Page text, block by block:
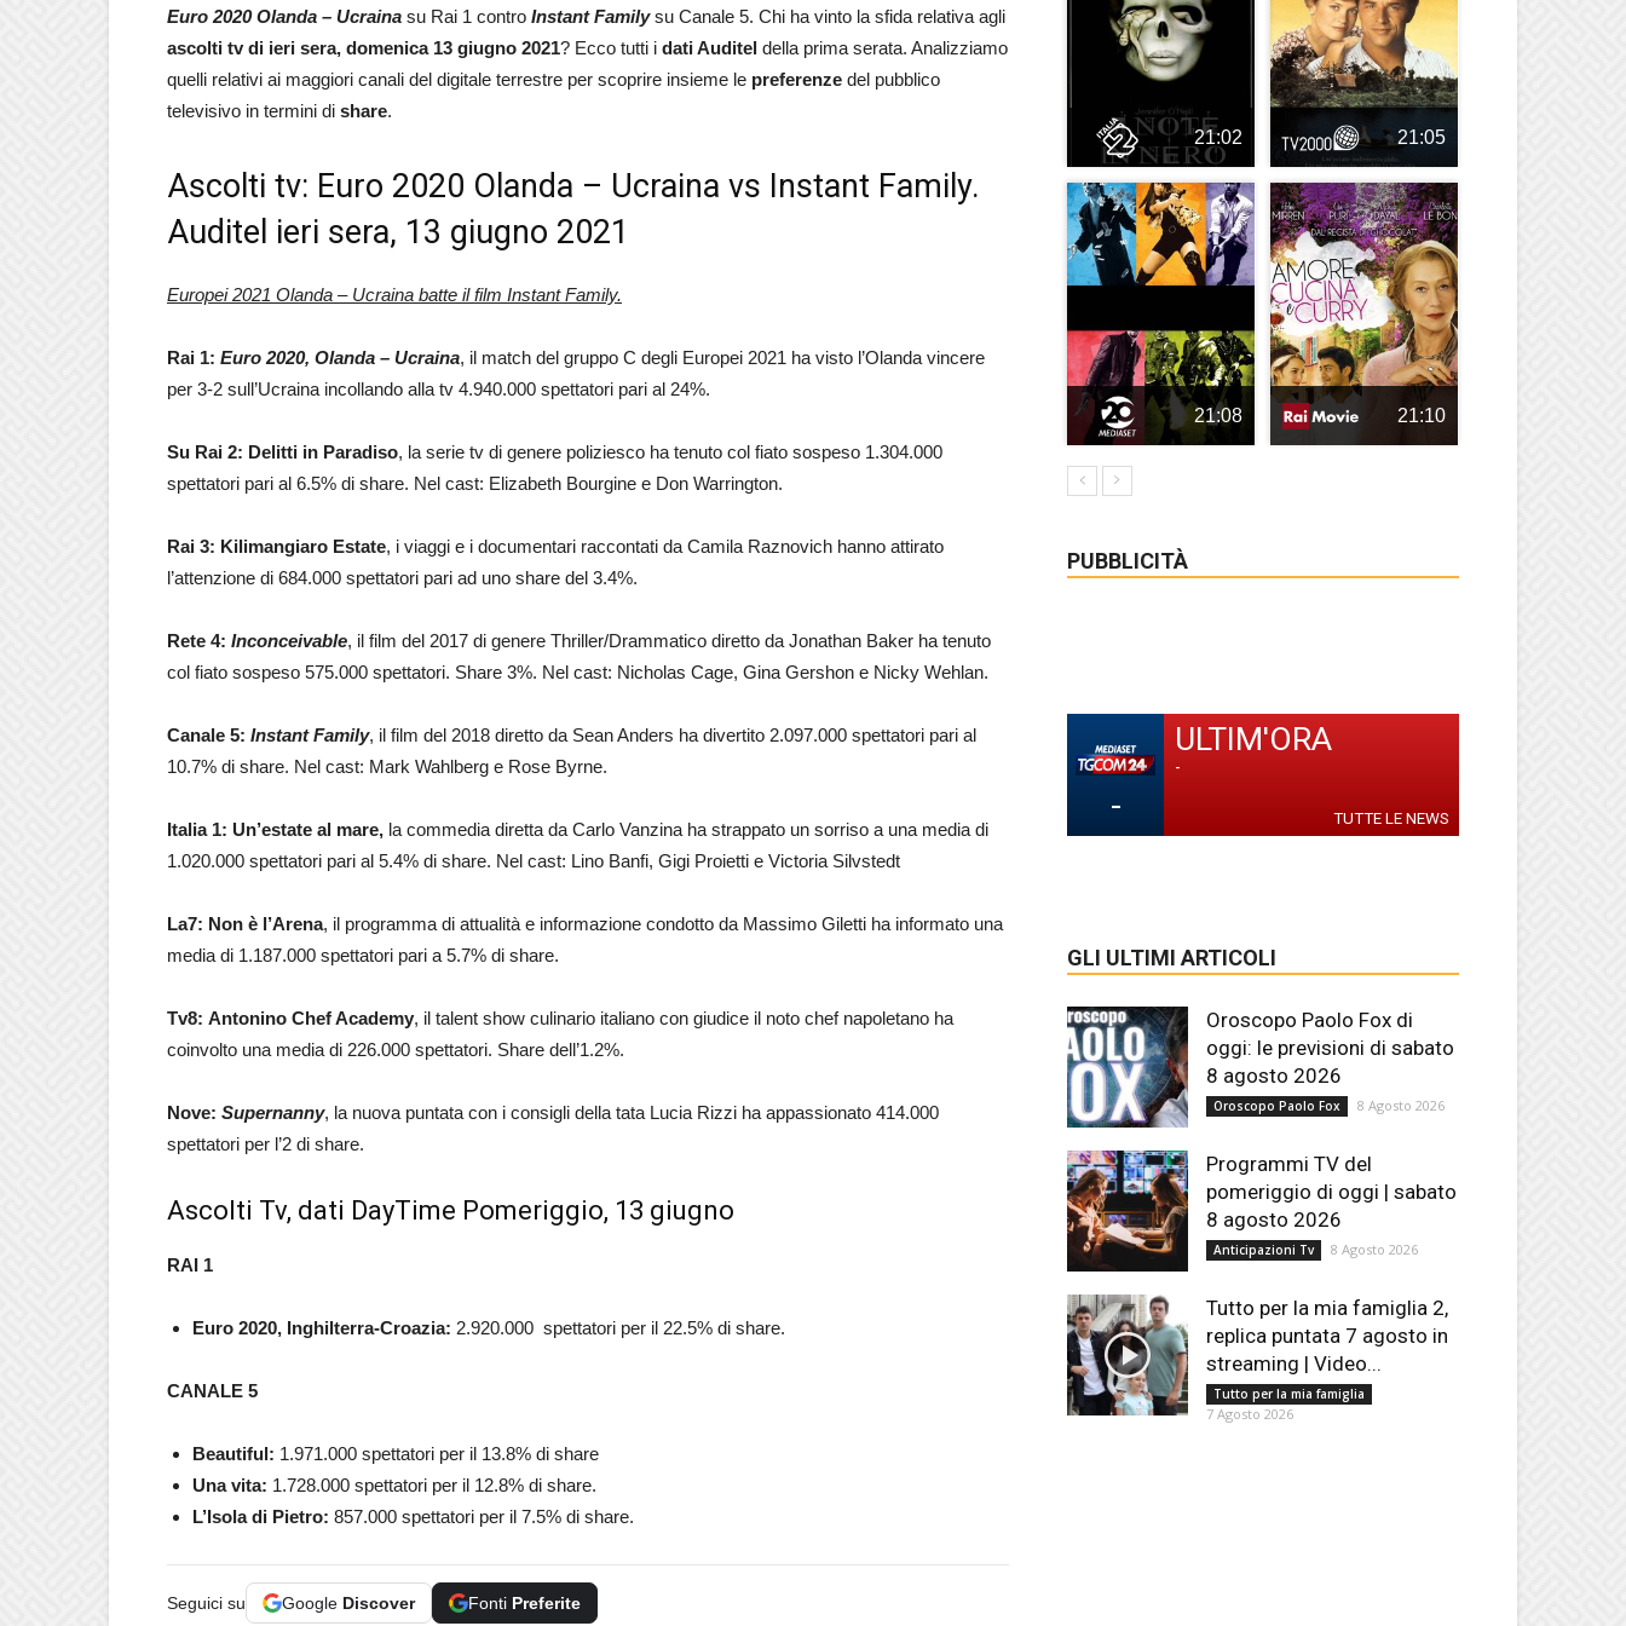
Euro 2020 Olanda – Ucraina su Rai 1 contro Instant Familysu Canale 5. Chi ha vinto la sfida relativa agli
ascolti tv di ieri sera, domenica 13 giugno 2021? Ecco tutti i dati Auditel della prima serata. Analizziamo
quelli relativi ai maggiori canali del digitale terrestre per scoprire insieme le preferenze del pubblico
televisivo in termini di share.
Ascolti tv: Euro 2020 Olanda – Ucraina vs Instant Family.
Auditel ieri sera, 13 giugno 2021
Europei 2021 Olanda – Ucraina batte il film Instant Family.
Rai 1: Euro 2020, Olanda – Ucraina, il match del gruppo C degli Europei 2021 ha visto l’Olanda vincere
per 3-2 sull’Ucraina incollando alla tv 4.940.000 spettatori pari al 24%.
Su Rai 2: Delitti in Paradiso, la serie tv di genere poliziesco ha tenuto col fiato sospeso 1.304.000
spettatori pari al 6.5% di share. Nel cast: Elizabeth Bourgine e Don Warrington.
Rai 3: Kilimangiaro Estate, i viaggi e i documentari raccontati da Camila Raznovich hanno attirato
l’attenzione di 684.000 spettatori pari ad uno share del 3.4%.
Rete 4: Inconceivable, il film del 2017 di genere Thriller/Drammatico diretto da Jonathan Baker ha tenuto
col fiato sospeso 575.000 spettatori. Share 3%. Nel cast: Nicholas Cage, Gina Gershon e Nicky Wehlan.
Canale 5: Instant Family, il film del 2018 diretto da Sean Anders ha divertito 2.097.000 spettatori pari al
10.7% di share. Nel cast: Mark Wahlberg e Rose Byrne.
Italia 1: Un’estate al mare, la commedia diretta da Carlo Vanzina ha strappato un sorriso a una media di
1.020.000 spettatori pari al 5.4% di share. Nel cast: Lino Banfi, Gigi Proietti e Victoria Silvstedt
La7: Non è l’Arena, il programma di attualità e informazione condotto da Massimo Giletti ha informato una
media di 1.187.000 spettatori pari a 5.7% di share.
Tv8: Antonino Chef Academy, il talent show culinario italiano con giudice il noto chef napoletano ha
coinvolto una media di 226.000 spettatori. Share dell’1.2%.
Nove: Supernanny, la nuova puntata con i consigli della tata Lucia Rizzi ha appassionato 414.000
spettatori per l’2 di share.
Ascolti Tv, dati DayTime Pomeriggio, 13 giugno
RAI 1
Euro 2020, Inghilterra-Croazia: 2.920.000 spettatori per il 22.5% di share.
CANALE 5
Beautiful: 1.971.000 spettatori per il 13.8% di share
Una vita: 1.728.000 spettatori per il 12.8% di share.
L’Isola di Pietro: 857.000 spettatori per il 7.5% di share.
Seguici su Google Discover Fonti Preferite
21:02 21:05
21:08 21:10
PUBBLICITÀ
-
ULTIM'ORA
-
TUTTE LE NEWS
GLI ULTIMI ARTICOLI
Oroscopo Paolo Fox di
oggi: le previsioni di sabato
8 agosto 2026
Oroscopo Paolo Fox 8 Agosto 2026
Programmi TV del
pomeriggio di oggi | sabato
8 agosto 2026
Anticipazioni Tv 8 Agosto 2026
Tutto per la mia famiglia 2,
replica puntata 7 agosto in
streaming | Video...
Tutto per la mia famiglia
7 Agosto 2026